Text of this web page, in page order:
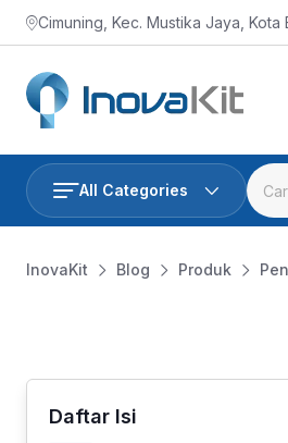
Skip
to
content
Cimuning, Kec. Mustika Jaya, Kota
All Categories
InovaKit Blog Produk
Daftar Isi